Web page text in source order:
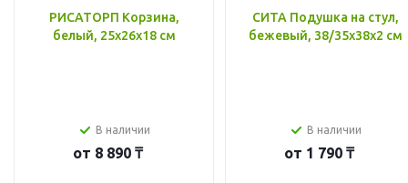
РИСАТОРП Корзина,
белый, 25x26x18 см
В наличии
от 8 890 ₸
СИТА Подушка на стул,
бежевый, 38/35x38x2 см
В наличии
от 1 790 ₸